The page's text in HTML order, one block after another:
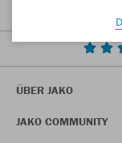
ÜBER JAKO
JAKO COMMUNITY